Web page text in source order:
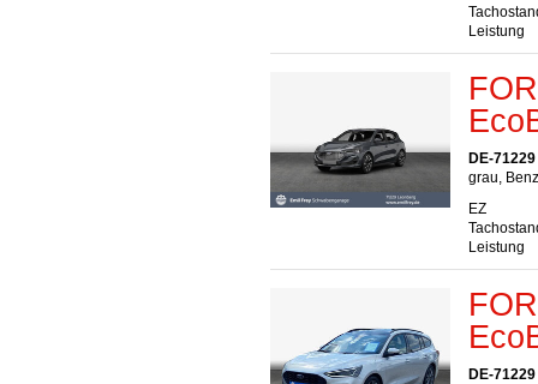
Leistung
DE-
grau,
EZ
Leistung
DE-